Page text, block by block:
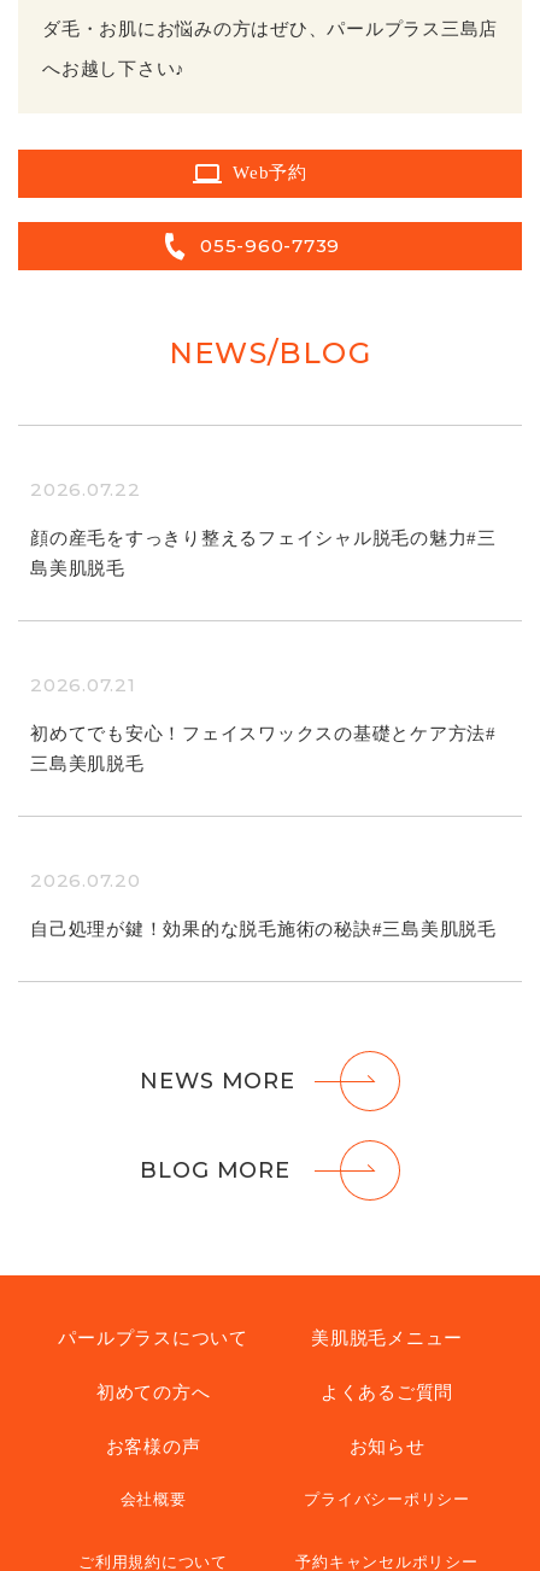
ダ毛・お肌にお悩みの方はぜひ、パールプラス三島店
へお越し下さい♪
Web予約
055-960-7739
NEWS/BLOG
2026.07.22
顔の産毛をすっきり整えるフェイシャル脱毛の魅力#三
島美肌脱毛
2026.07.21
初めてでも安心！フェイスワックスの基礎とケア方法#
三島美肌脱毛
2026.07.20
自己処理が鍵！効果的な脱毛施術の秘訣#三島美肌脱毛
NEWS MORE
BLOG MORE
パールプラスについて 美肌脱毛メニュー
初めての方へ よくあるご質問
お客様の声 お知らせ
会社概要 プライバシーポリシー
ご利用規約について 予約キャンセルポリシー